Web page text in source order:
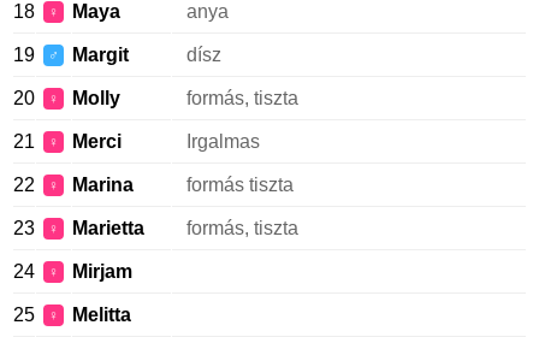
18 ♀ Maya anya
19 ♂ Margit dísz
20 ♀ Molly formás, tiszta
21 ♀ Merci Irgalmas
22 ♀ Marina formás tiszta
23 ♀ Marietta formás, tiszta
24 ♀ Mirjam
25 ♀ Melitta